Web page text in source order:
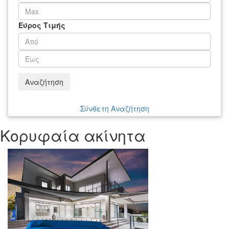
Εύρος Τιμής
Αναζήτηση
Σύνθετη Αναζήτηση
Κορυφαία ακίνητα